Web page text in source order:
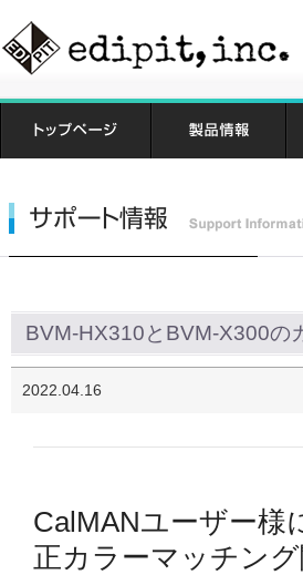
BVM-HX310とBVM-X300の
2022.04.16
CalMANユーザー様
正カラーマッチン